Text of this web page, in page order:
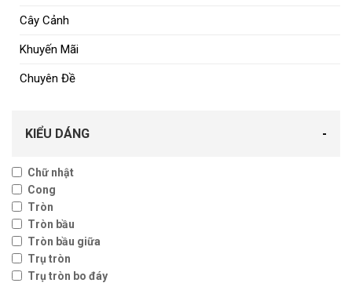
Cây Cảnh
Khuyến Mãi
Chuyên Đề
KIỂU DÁNG -
Chữ nhật
Cong
Tròn
Tròn bầu
Tròn bầu giữa
Trụ tròn
Trụ tròn bo đáy